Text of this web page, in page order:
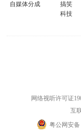
自媒体分成
搞笑
科技
网络视听许可证
互
粤公网安备